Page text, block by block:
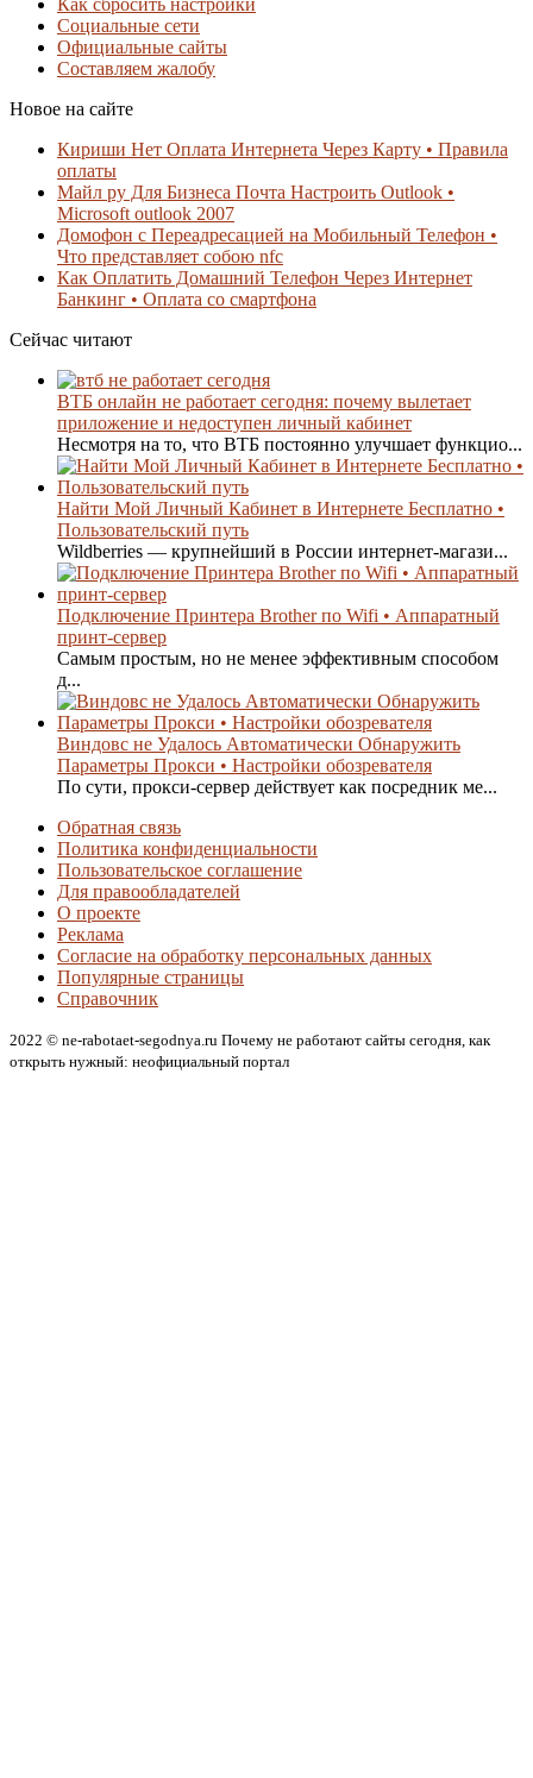
Социальные сети
Официальные сайты
Составляем жалобу
Новое на сайте
Кириши Нет Оплата Интернета Через Карту • Правила
оплаты
Майл ру Для Бизнеса Почта Настроить Outlook •
Microsoft outlook 2007
Домофон с Переадресацией на Мобильный Телефон •
Что представляет собою nfc
Как Оплатить Домашний Телефон Через Интернет
Банкинг • Оплата со смартфона
Сейчас читают
ВТБ онлайн не работает сегодня: почему вылетает
приложение и недоступен личный кабинет
Несмотря на то, что ВТБ постоянно улучшает функцио...
Найти Мой Личный Кабинет в Интернете Бесплатно •
Пользовательский путь
Wildberries — крупнейший в России интернет-магази...
Подключение Принтера Brother по Wifi • Аппаратный
принт-сервер
Самым простым, но не менее эффективным способом
д...
Виндовс не Удалось Автоматически Обнаружить
Параметры Прокси • Настройки обозревателя
По сути, прокси-сервер действует как посредник ме...
Обратная связь
Политика конфиденциальности
Пользовательское соглашение
Для правообладателей
О проекте
Реклама
Согласие на обработку персональных данных
Популярные страницы
Справочник
2022 © ne-rabotaet-segodnya.ru Почему не работают сайты сегодня, как
открыть нужный: неофициальный портал